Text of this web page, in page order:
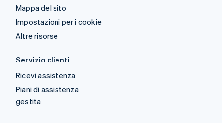
Mappa del sito
Impostazioni per i cookie
Altre risorse
Servizio clienti
Ricevi assistenza
Piani di assistenza
gestita